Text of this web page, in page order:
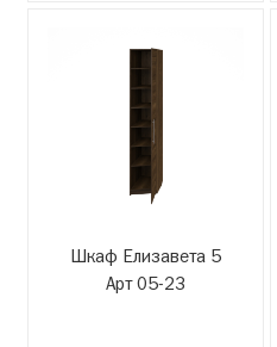
Шкаф Елизавета 5
Арт 05-23